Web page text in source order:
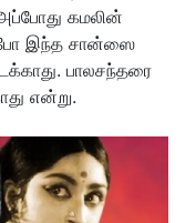
கமலின்
இந்த சான்ஸை
பாலசந்தரை
என்று.